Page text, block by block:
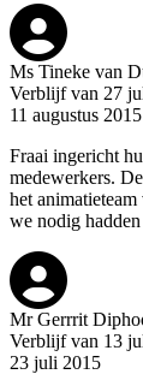
Ms Tineke van
Verblijf van 27
11 augustus 2015
Fraai ingericht
medewerkers.
het
we nodig
Mr Gerrrit
Verblijf van 13
23 juli 2015